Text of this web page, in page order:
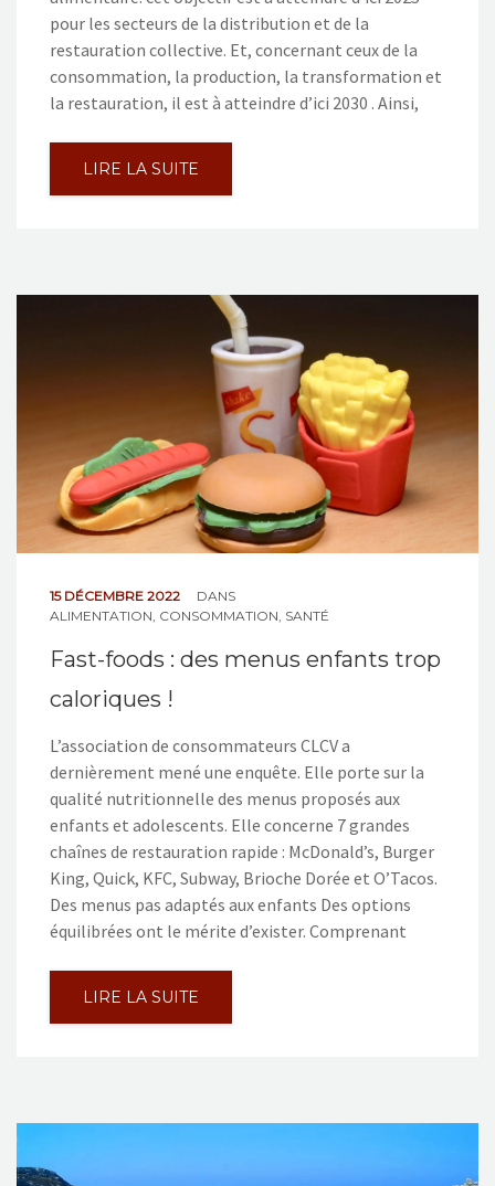
pour les secteurs de la distribution et de la
restauration collective. Et, concernant ceux de la
consommation, la production, la transformation et
la restauration, il est à atteindre d’ici 2030 . Ainsi,
LIRE LA SUITE
15 DÉCEMBRE 2022
DANS
ALIMENTATION, CONSOMMATION, SANTÉ
Fast-foods : des menus enfants trop
caloriques !
L’association de consommateurs CLCV a
dernièrement mené une enquête. Elle porte sur la
qualité nutritionnelle des menus proposés aux
enfants et adolescents. Elle concerne 7 grandes
chaînes de restauration rapide : McDonald’s, Burger
King, Quick, KFC, Subway, Brioche Dorée et O’Tacos.
Des menus pas adaptés aux enfants Des options
équilibrées ont le mérite d’exister. Comprenant
LIRE LA SUITE